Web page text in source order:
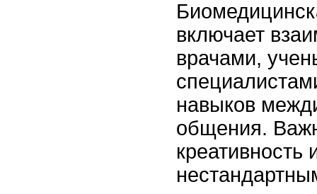
включает
врачами,
навыков
общения.
креативность